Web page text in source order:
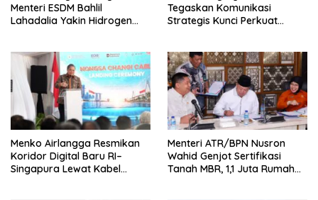
Menteri ESDM Bahlil
Lahadalia Yakin Hidrogen
Tegaskan Komunikasi
Strategis Kunci Perkuat
Menko Airlangga Resmikan
Koridor Digital Baru RI–
Singapura Lewat Kabel
Menteri ATR/BPN Nusron
Wahid Genjot Sertifikasi
Tanah MBR, 1,1 Juta Rumah